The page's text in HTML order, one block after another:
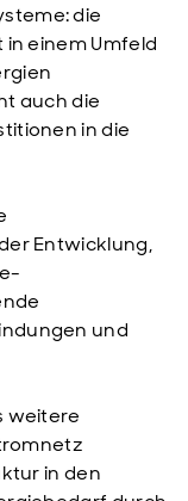
die
einem Umfeld
auch die
in die
Entwicklung,
und
weitere
in den